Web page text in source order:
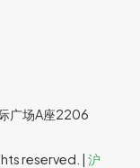
广场A座2206
reserved. | 沪